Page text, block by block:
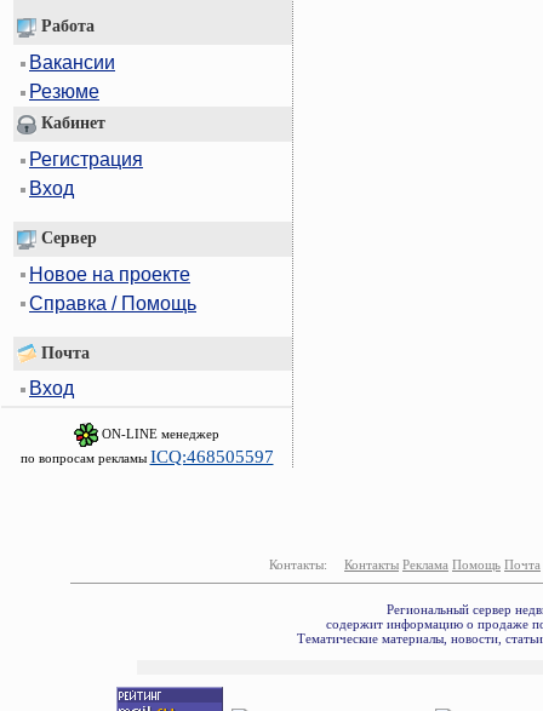
Работа
Вакансии
Резюме
Кабинет
Регистрация
Вход
Сервер
Новое на проекте
Справка / Помощь
Почта
Вход
ON-LINE менеджер
по вопросам рекламы ICQ:468505597
Контакты: Контакты Реклама Помощь Почта
Региональный сервер
содержит информацию о продаже
Тематические материалы, новости,